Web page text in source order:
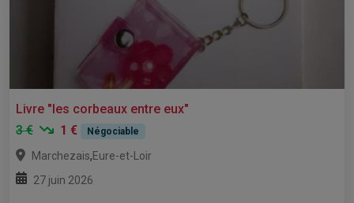
Livre "les corbeaux entre eux"
3 €
1 € Négociable
Marchezais,Eure-et-Loir
27 juin 2026